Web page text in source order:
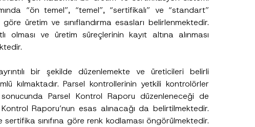
“ön temel”, “temel”, “sertifikalı” ve “standart”
üretim ve sınıflandırma esasları belirlenmektedir.
olması ve üretim süreçlerinin kayıt altına alınması
bir şekilde düzenlemekte ve üreticileri belirli
kılmaktadır. Parsel kontrollerinin yetkili kontrolörler
Parsel Kontrol Raporu düzenleneceği de
Raporu’nun esas alınacağı da belirtilmektedir.
sınıfına göre renk kodlaması öngörülmektedir.